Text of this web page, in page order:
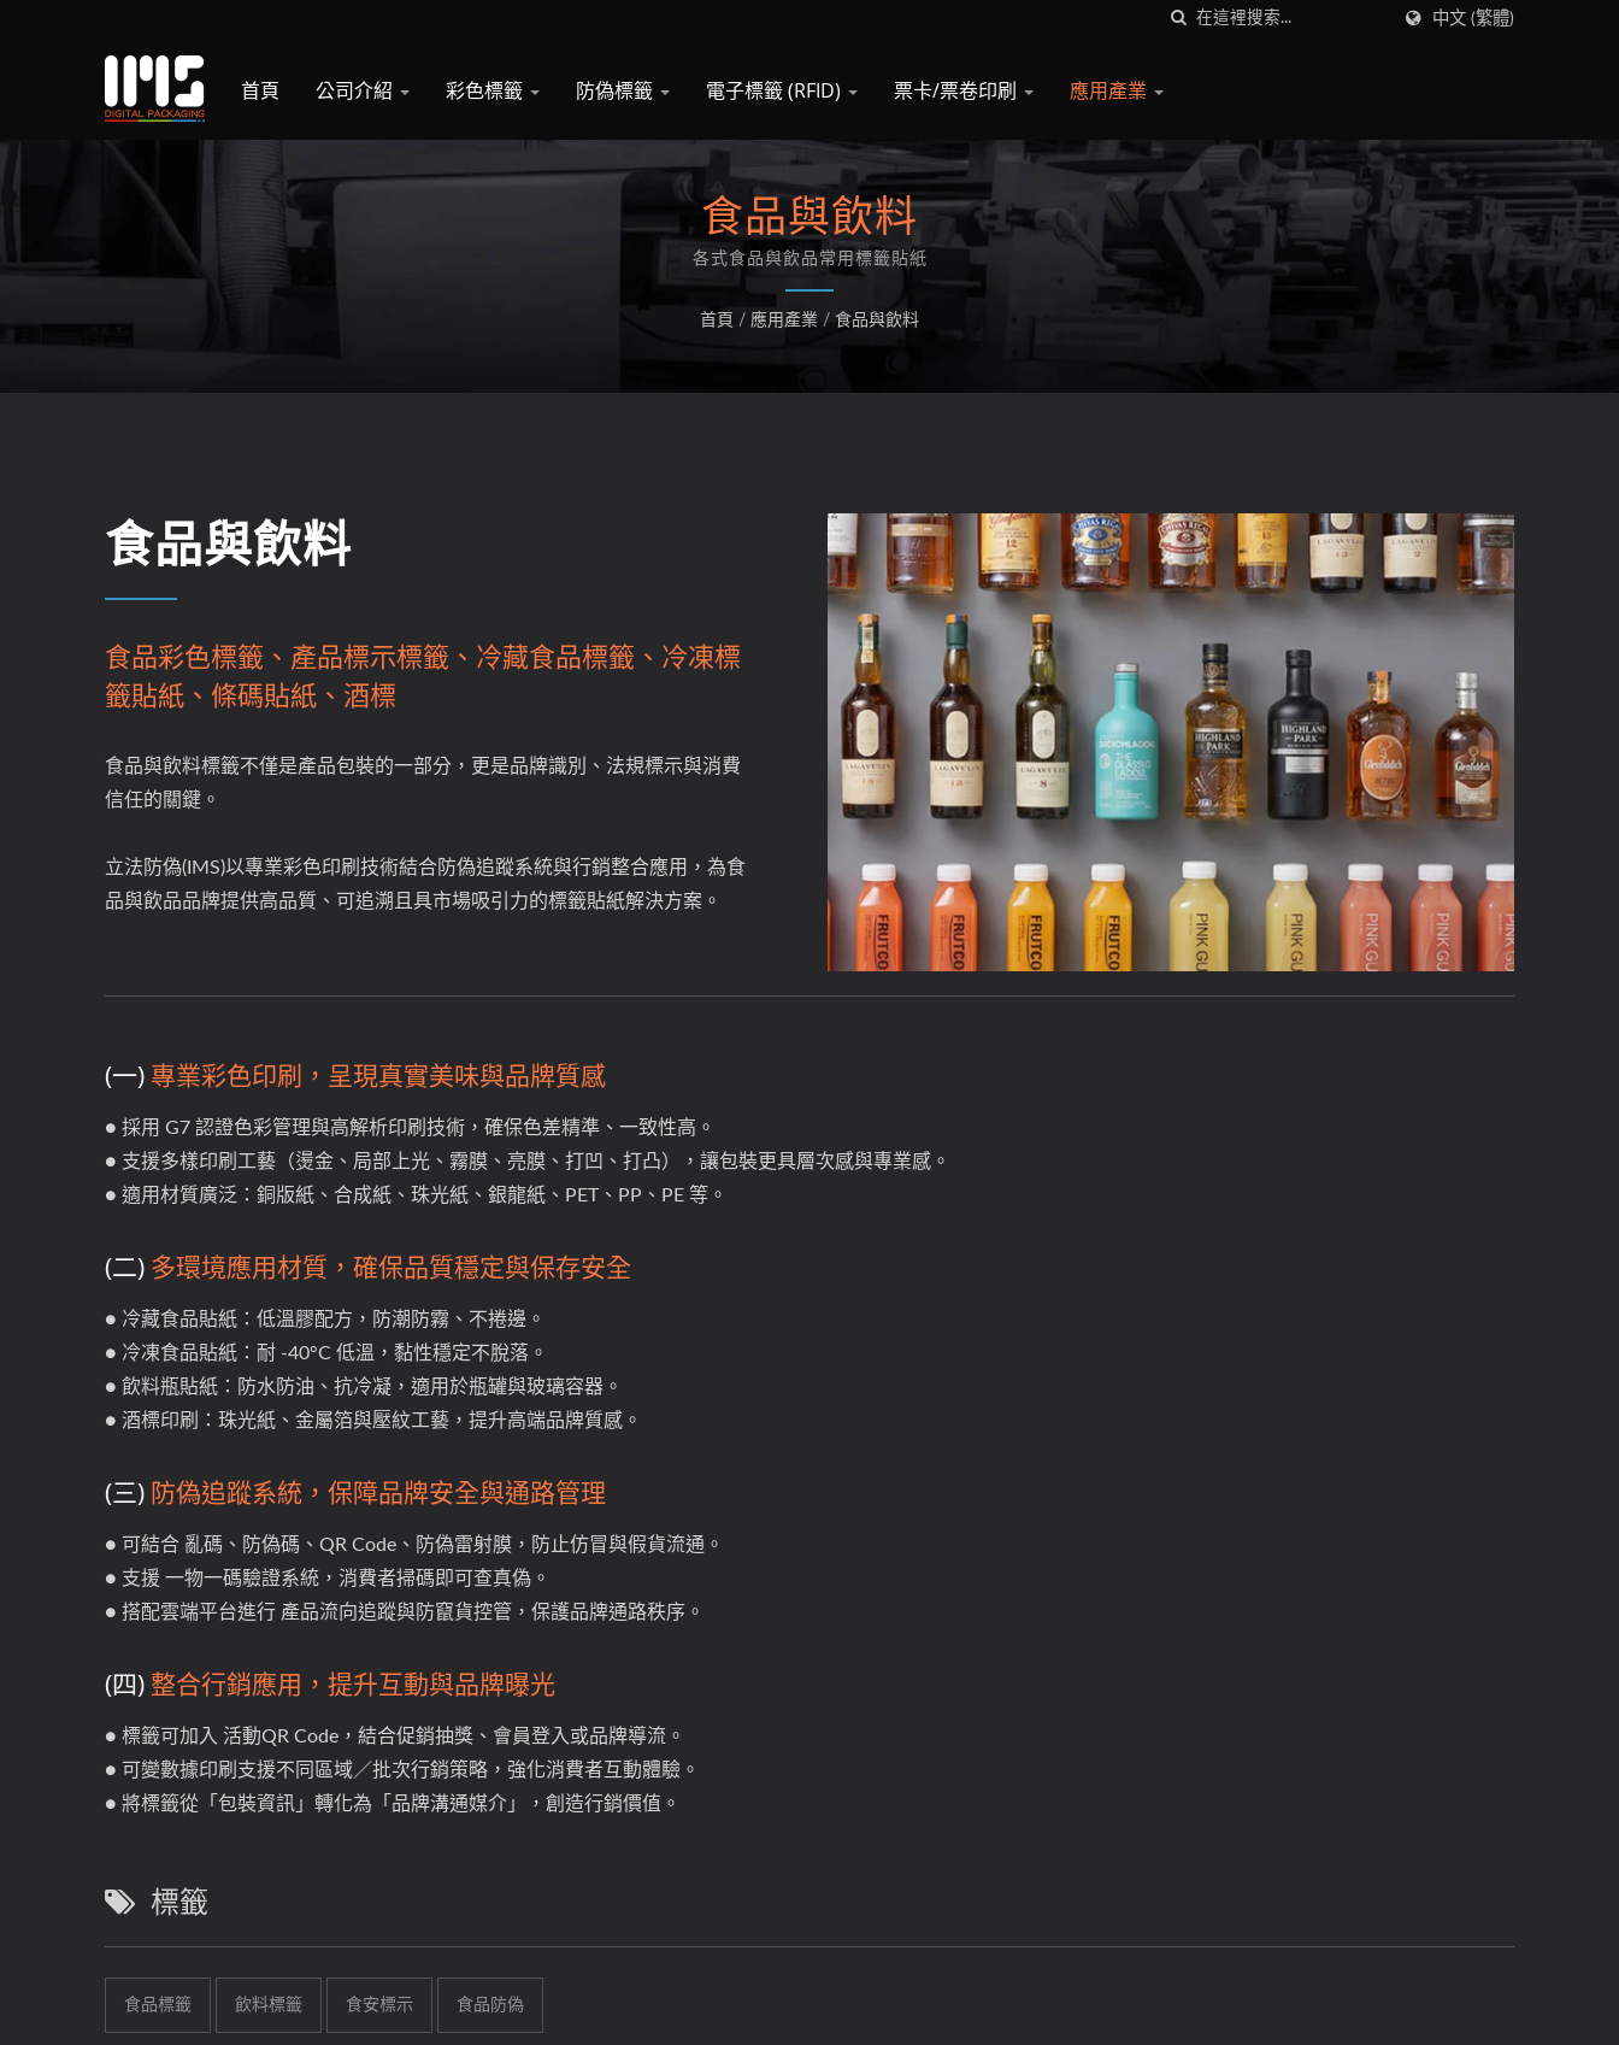
中文 (繁體)
首頁 公司介紹 彩⾊標籤 防偽標籤 電子標籤 (RFID) 票卡/票卷印刷 應⽤產業
食品與飲料
各式食品與飲品常用標籤貼紙
首頁 / 應⽤產業 / 食品與飲料
食品與飲料
食品彩色標籤、產品標示標籤、冷藏食品標籤、冷凍標
籤貼紙、條碼貼紙、酒標
食品與飲料標籤不僅是產品包裝的一部分，更是品牌識別、法規標示與消費
信任的關鍵。
立法防偽(IMS)以專業彩色印刷技術結合防偽追蹤系統與行銷整合應用，為食
品與飲品品牌提供高品質、可追溯且具市場吸引力的標籤貼紙解決方案。
(一) 專業彩色印刷，呈現真實美味與品牌質感
● 採用 G7 認證色彩管理與高解析印刷技術，確保色差精準、一致性高。
● 支援多樣印刷工藝（燙金、局部上光、霧膜、亮膜、打凹、打凸），讓包裝更具層次感與專業感。
● 適用材質廣泛：銅版紙、合成紙、珠光紙、銀龍紙、PET、PP、PE 等。
(二) 多環境應用材質，確保品質穩定與保存安全
● 冷藏食品貼紙：低溫膠配方，防潮防霧、不捲邊。
● 冷凍食品貼紙：耐 -40°C 低溫，黏性穩定不脫落。
● 飲料瓶貼紙：防水防油、抗冷凝，適用於瓶罐與玻璃容器。
● 酒標印刷：珠光紙、金屬箔與壓紋工藝，提升高端品牌質感。
(三) 防偽追蹤系統，保障品牌安全與通路管理
● 可結合 亂碼、防偽碼、QR Code、防偽雷射膜，防止仿冒與假貨流通。
● 支援 一物一碼驗證系統，消費者掃碼即可查真偽。
● 搭配雲端平台進行 產品流向追蹤與防竄貨控管，保護品牌通路秩序。
(四) 整合行銷應用，提升互動與品牌曝光
● 標籤可加入 活動QR Code，結合促銷抽獎、會員登入或品牌導流。
● 可變數據印刷支援不同區域／批次行銷策略，強化消費者互動體驗。
● 將標籤從「包裝資訊」轉化為「品牌溝通媒介」，創造行銷價值。
標籤
食品標籤 飲料標籤 食安標示 食品防偽